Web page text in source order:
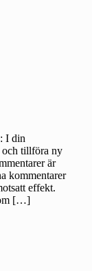
I din
och tillföra ny
är
kommentarer
effekt.
[…]